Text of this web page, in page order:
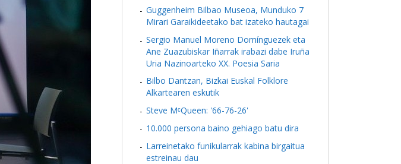
Guggenheim Bilbao Museoa, Munduko 7
Mirari Garaikideetako bat izateko hautagai
Sergio Manuel Moreno Domínguezek eta
Ane Zuazubiskar Iñarrak irabazi dabe Iruña
Uria Nazinoarteko XX. Poesia Saria
Bilbo Dantzan, Bizkai Euskal Folklore
Alkartearen eskutik
Steve MᶜQueen: '66-76-26'
10.000 persona baino gehiago batu dira
Larreinetako funikularrak kabina birgaitua
estreinau dau